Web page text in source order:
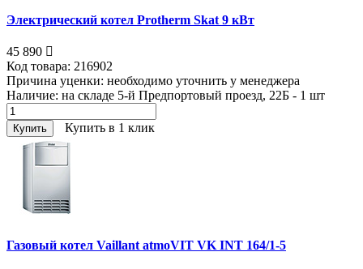
Электрический котел Protherm Skat 9 кВт
45 890
Код товара: 216902
Причина уценки: необходимо уточнить у менеджера
Наличие: на складе 5-й Предпортовый проезд, 22Б - 1 шт
Купить Купить в 1 клик
Газовый котел Vaillant atmoVIT VK INT 164/1-5